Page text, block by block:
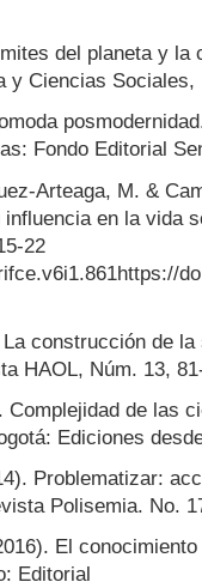
del planeta y
y Ciencias Sociales,
Fondo Editorial
Arteaga, M. &
en la vida
22
construcción de
HAOL, Núm. 13,
Complejidad de las
Ediciones
Problematizar:
Polisemia. No.
El
Editorial